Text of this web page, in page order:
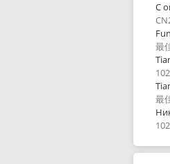
C
最
最